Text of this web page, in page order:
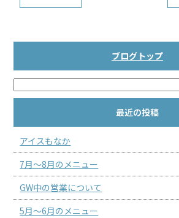
ブログトップ
最近の投稿
アイスもなか
7月～8月のメニュー
GW中の営業について
5月～6月のメニュー